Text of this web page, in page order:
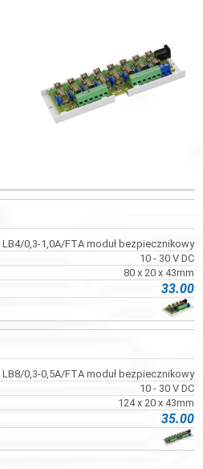
LB4/0,3-1,0A/FTA moduł bezpiecznikowy
10 - 30 V DC
80 x 20 x 43mm
33.00
LB8/0,3-0,5A/FTA moduł bezpiecznikowy
10 - 30 V DC
124 x 20 x 43mm
35.00